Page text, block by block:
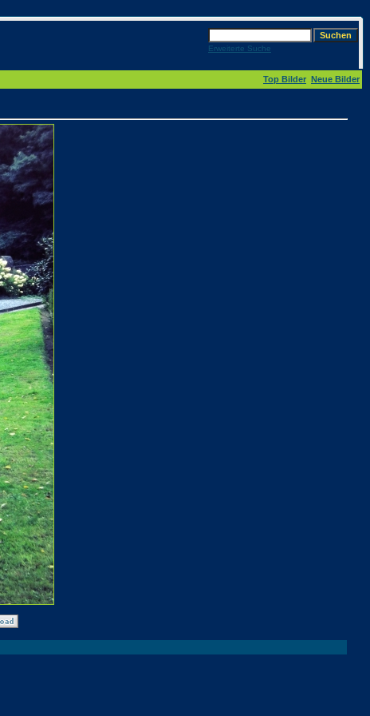
Erweiterte Suche
Top Bilder Neue Bilder